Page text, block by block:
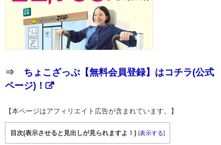
⇒ ちょこざっぷ【無料会員登録】はコチラ(公式
ページ)！
【本ページはアフィリエイト広告が含まれています。】
目次(表示させると見出しが見られますよ！) [表示する]